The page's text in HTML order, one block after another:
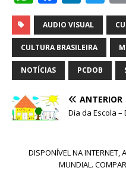
h
at
s
A
p
p
a
c
e
b
o
o
k
n
k
e
dI
n
w
it
te
r
AUDIO VISUAL
CULTURA BRASILEIRA
NOTÍCIAS PCDOB
ANTERIOR
Dia da Escola –
DISPONÍVEL NA INTERNET,
MUNDIAL.